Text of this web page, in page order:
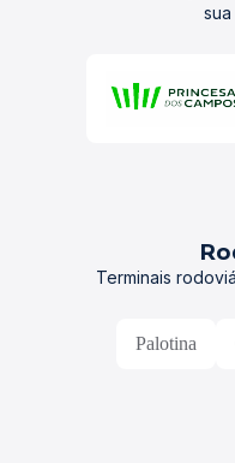
Terminais
Palotina